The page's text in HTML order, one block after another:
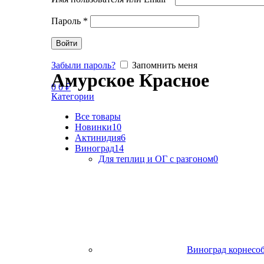
Пароль *
Войти
Забыли пароль? Запомнить меня
0 0₽
Амурское Красное
Категории
Все товары
Новинки10
Актинидия6
Виноград14
Для теплиц и ОГ с разгоном0
Виноград